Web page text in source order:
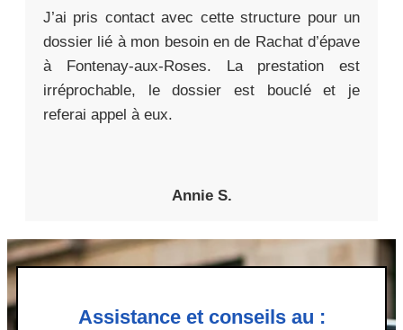
J’ai pris contact avec cette structure pour un
dossier lié à mon besoin en de Rachat d’épave
à Fontenay-aux-Roses. La prestation est
irréprochable, le dossier est bouclé et je
referai appel à eux.
Annie S.
Assistance et conseils au :